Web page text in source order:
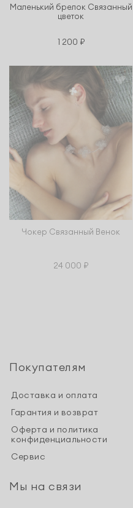
Маленький брелок Связанный
цветок
1 200 ₽
Чокер Связанный Венок
24 000 ₽
Покупателям
Доставка и оплата
Гарантия и возврат
Оферта и политика
конфиденциальности
Сервис
Мы на связи